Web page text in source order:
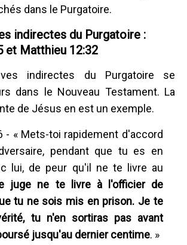
dans le Purgatoire.
indirectes du Purgatoire :
et Matthieu 12:32
indirectes du Purgatoire se
dans le Nouveau Testament. La
de Jésus en est un exemple.
- « Mets-toi rapidement d'accord
pendant que tu es en
lui, de peur qu'il ne te livre au
juge ne te livre à l'officier de
tu ne sois mis en prison. Je te
tu n'en sortiras pas avant
jusqu'au dernier centime. »